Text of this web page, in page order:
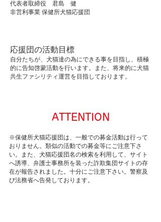
代表者取締役 君島 健
非営利事業 保健所犬猫応援団
応援団の活動目標
自分たちが、犬猫達の為にできる事を目指し、積極
的に告知啓蒙活動を行います。また、将来的に犬猫
共生ファシリティ運営を目指しております。
ATTENTION
※保健所犬猫応援団は、一般での募金活動は行って
おりません。類似の活動での募金等にご注意下さ
い。また、 犬猫応援団名の検索を利用して、サイト
へ誘導、弁護士事務所を装った詐欺集団サイトの存
在が報告されました。 十分にご注意下さい。警察及
び法務省へ告発しております。